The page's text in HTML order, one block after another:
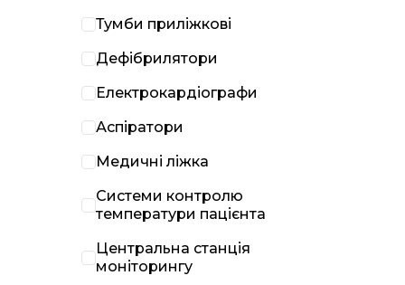
Тумби приліжкові
Дефібрилятори
Електрокардіографи
Аспіратори
Медичні ліжка
Системи контролю
температури пацієнта
Центральна станція
моніторингу